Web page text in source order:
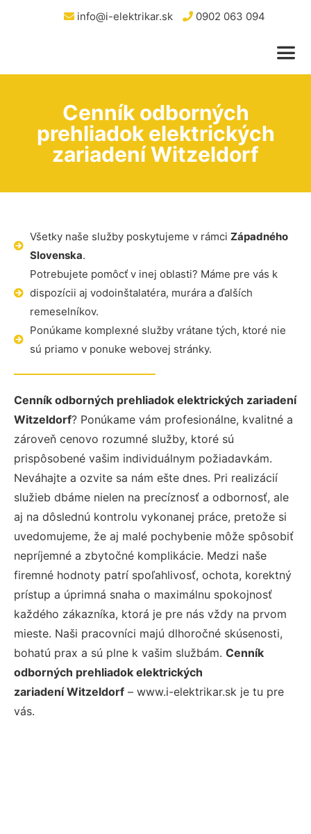
info@i-elektrikar.sk 0902 063 094
Cenník odborných
prehliadok elektrických
zariadení Witzeldorf
Všetky naše služby poskytujeme v rámci Západného
Slovenska.
Potrebujete pomôcť v inej oblasti? Máme pre vás k
dispozícii aj vodoinštalatéra, murára a ďalších
remeselníkov.
Ponúkame komplexné služby vrátane tých, ktoré nie
sú priamo v ponuke webovej stránky.
Cenník odborných prehliadok elektrických zariadení
Witzeldorf? Ponúkame vám profesionálne, kvalitné a
zároveň cenovo rozumné služby, ktoré sú
prispôsobené vašim individuálnym požiadavkám.
Neváhajte a ozvite sa nám ešte dnes. Pri realizácií
služieb dbáme nielen na precíznosť a odbornosť, ale
aj na dôslednú kontrolu vykonanej práce, pretože si
uvedomujeme, že aj malé pochybenie môže spôsobiť
nepríjemné a zbytočné komplikácie. Medzi naše
firemné hodnoty patrí spoľahlivosť, ochota, korektný
prístup a úprimná snaha o maximálnu spokojnosť
každého zákazníka, ktorá je pre nás vždy na prvom
mieste. Naši pracovníci majú dlhoročné skúsenosti,
bohatú prax a sú plne k vašim službám. Cenník
odborných prehliadok elektrických
zariadení Witzeldorf – www.i-elektrikar.sk je tu pre
vás.